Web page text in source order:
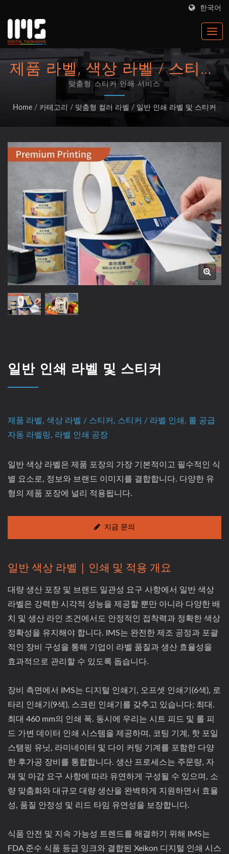
한국어
제품 라벨, 색상 라벨 / 스티커,
스티커 / 라벨 인쇄, 롤 공급 자
동 라벨링, 라벨 인쇄 공장
맞춤형 스티커 인쇄 서비스
Home / 카테고리 / 맞춤형 컬러 라벨 / 일반 인쇄 라벨 및 스티커
일반 인쇄 라벨 및 스티커
제품 라벨, 색상 라벨 / 스티커, 스티커 / 라벨 인쇄, 롤 공급
자동 라벨링, 라벨 인쇄 공장
일반 색상 라벨은 제품 포장의 가장 기본적이고 필수적인 식
별 요소로, 정보와 브랜드 이미지를 결합합니다. 다양한 유
형의 제품 포장에 널리 적용됩니다.
지금 문의
일반 색상 라벨 | 인쇄 및 적용 개요
대량 생산 포장 및 브랜드 일관성 요구 사항에서 일반 색상
라벨은 강력한 시각적 성능을 제공할 뿐만 아니라 다양한 배
치 및 생산 라인 조건에서도 안정적인 접착력과 정확한 색상
정확성을 유지해야 합니다. IMS는 완전한 제조 공정과 포괄
적인 장비 구성을 통해 기업이 라벨 품질과 생산 효율성을
효과적으로 관리할 수 있도록 돕습니다.
장비 측면에서 IMS는 디지털 인쇄기, 오프셋 인쇄기(6색), 로
타리 인쇄기(9색), 스크린 인쇄기를 갖추고 있습니다; 최대.
최대 460 mm의 인쇄 폭. 동시에 우리는 시트 피드 및 롤 피
드 가변 데이터 인쇄 시스템을 제공하며, 코팅 기계, 핫 포일
스탬핑 유닛, 라미네이터 및 다이 커팅 기계를 포함한 다양
한 후가공 장비를 통합합니다. 생산 프로세스는 주문량, 자
재 및 마감 요구 사항에 따라 유연하게 구성될 수 있으며, 소
량 맞춤화와 대규모 대량 생산을 완벽하게 지원하면서 효율
성, 품질 안정성 및 리드 타임 유연성을 보장합니다.
식품 안전 및 지속 가능성 트렌드를 해결하기 위해 IMS는
FDA 준수 식품 등급 잉크와 결합된 Xeikon 디지털 인쇄 시스